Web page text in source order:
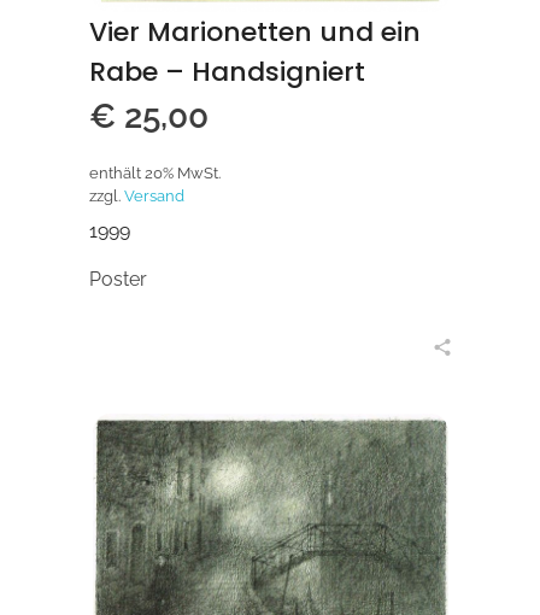
Vier Marionetten und ein
Rabe – Handsigniert
€ 25,00
enthält 20% MwSt.
zzgl. Versand
1999
Poster